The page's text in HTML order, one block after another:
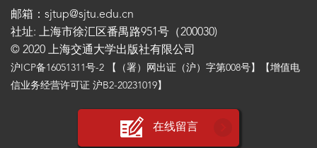
邮箱：sjtup@sjtu.edu.cn
社址: 上海市徐汇区番禺路951号（200030)
© 2020 上海交通大学出版社有限公司
沪ICP备16051311号-2 【（署）网出证（沪）字第008号】【增值电
信业务经营许可证 沪B2-20231019】
在线留言